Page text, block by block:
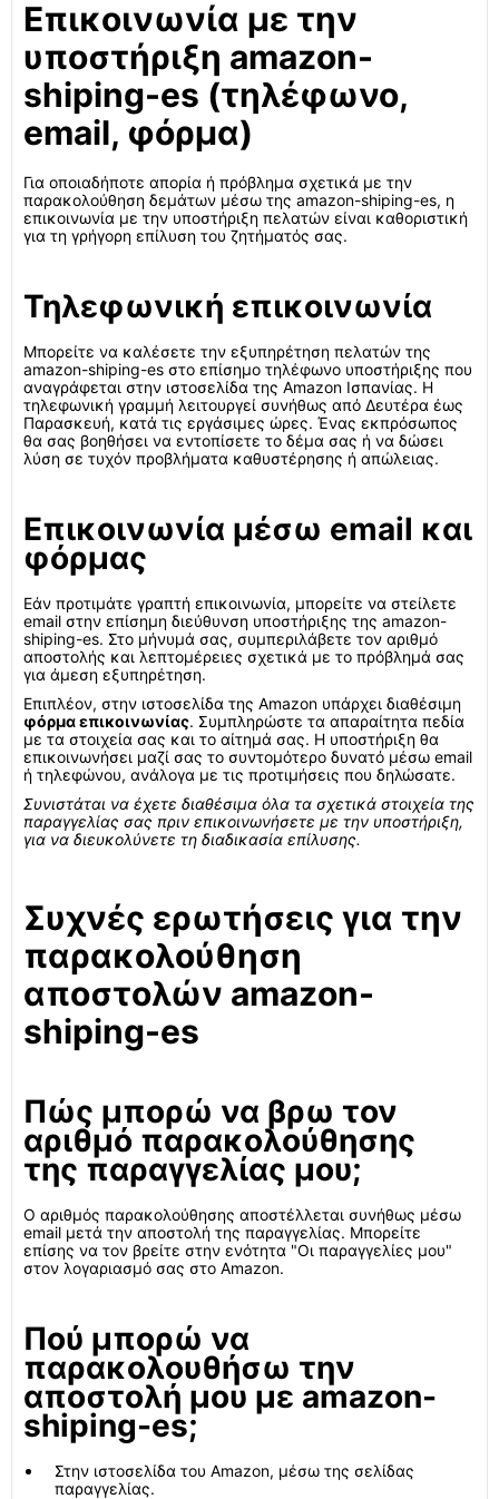
Επικοινωνία με την
υποστήριξη amazon-
shiping-es (τηλέφωνο,
email, φόρμα)
Για οποιαδήποτε απορία ή πρόβλημα σχετικά με την
παρακολούθηση δεμάτων μέσω της amazon-shiping-es, η
επικοινωνία με την υποστήριξη πελατών είναι καθοριστική
για τη γρήγορη επίλυση του ζητήματός σας.
Τηλεφωνική επικοινωνία
Μπορείτε να καλέσετε την εξυπηρέτηση πελατών της
amazon-shiping-es στο επίσημο τηλέφωνο υποστήριξης που
αναγράφεται στην ιστοσελίδα της Amazon Ισπανίας. Η
τηλεφωνική γραμμή λειτουργεί συνήθως από Δευτέρα έως
Παρασκευή, κατά τις εργάσιμες ώρες. Ένας εκπρόσωπος
θα σας βοηθήσει να εντοπίσετε το δέμα σας ή να δώσει
λύση σε τυχόν προβλήματα καθυστέρησης ή απώλειας.
Επικοινωνία μέσω email και
φόρμας
Εάν προτιμάτε γραπτή επικοινωνία, μπορείτε να στείλετε
email στην επίσημη διεύθυνση υποστήριξης της amazon-
shiping-es. Στο μήνυμά σας, συμπεριλάβετε τον αριθμό
αποστολής και λεπτομέρειες σχετικά με το πρόβλημά σας
για άμεση εξυπηρέτηση.
Επιπλέον, στην ιστοσελίδα της Amazon υπάρχει διαθέσιμη
φόρμα επικοινωνίας. Συμπληρώστε τα απαραίτητα πεδία
με τα στοιχεία σας και το αίτημά σας. Η υποστήριξη θα
επικοινωνήσει μαζί σας το συντομότερο δυνατό μέσω email
ή τηλεφώνου, ανάλογα με τις προτιμήσεις που δηλώσατε.
Συνιστάται να έχετε διαθέσιμα όλα τα σχετικά στοιχεία της
παραγγελίας σας πριν επικοινωνήσετε με την υποστήριξη,
για να διευκολύνετε τη διαδικασία επίλυσης.
Συχνές ερωτήσεις για την
παρακολούθηση
αποστολών amazon-
shiping-es
Πώς μπορώ να βρω τον
αριθμό παρακολούθησης
της παραγγελίας μου;
Ο αριθμός παρακολούθησης αποστέλλεται συνήθως μέσω
email μετά την αποστολή της παραγγελίας. Μπορείτε
επίσης να τον βρείτε στην ενότητα "Οι παραγγελίες μου"
στον λογαριασμό σας στο Amazon.
Πού μπορώ να
παρακολουθήσω την
αποστολή μου με amazon-
shiping-es;
Στην ιστοσελίδα του Amazon, μέσω της σελίδας
παραγγελίας.